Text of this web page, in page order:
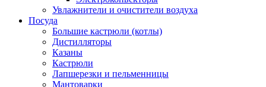
Увлажнители и очистители воздуха
Посуда
Большие кастрюли (котлы)
Дистилляторы
Казаны
Кастрюли
Лапшерезки и пельменницы
Мантоварки